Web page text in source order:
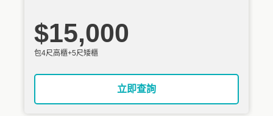
$15,000
包4尺高櫃+5尺矮櫃
立即查詢